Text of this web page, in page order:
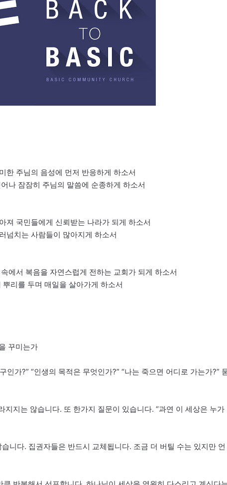
한 주님의 음성에 먼저 반응하게 하소서
나 잠잠히 주님의 말씀에 순종하게 하소서
져 국민들에게 신뢰받는 나라가 되게 하소서
넘치는 사람들이 많아지게 하소서
에서 복음을 자연스럽게 전하는 교회가 되게 하소서
리를 두며 매일을 살아가게 하소서
꾸미는가
가?” “인생의 목적은 무엇인가?” “나는 죽으면 어디로 가는가?”
지는 않습니다. 또 한가지 질문이 있습니다. “과연 이 세상은 누가
니다. 집권자들은 반드시 교체됩니다. 조금 더 버틸 수는 있지만 언